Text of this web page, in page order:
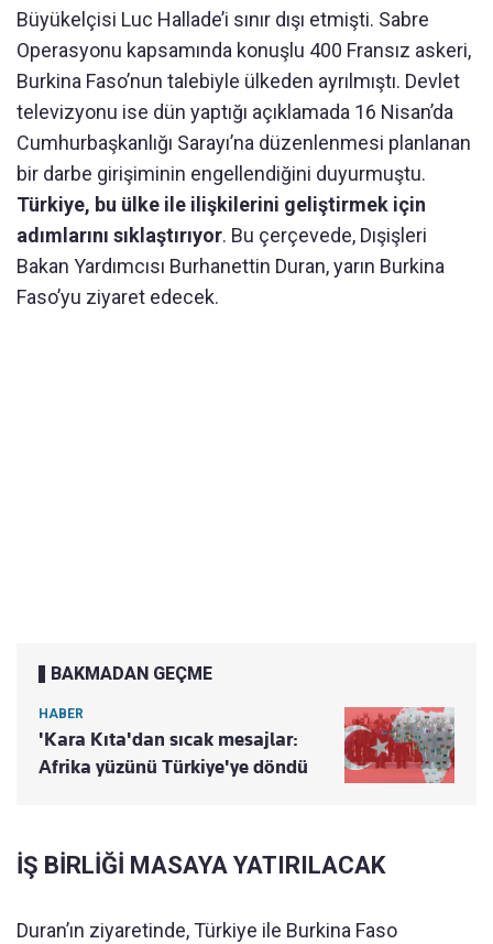
Büyükelçisi Luc Hallade’i sınır dışı etmişti. Sabre
Operasyonu kapsamında konuşlu 400 Fransız askeri,
Burkina Faso’nun talebiyle ülkeden ayrılmıştı. Devlet
televizyonu ise dün yaptığı açıklamada 16 Nisan’da
Cumhurbaşkanlığı Sarayı’na düzenlenmesi planlanan
bir darbe girişiminin engellendiğini duyurmuştu.
Türkiye, bu ülke ile ilişkilerini geliştirmek için
adımlarını sıklaştırıyor. Bu çerçevede, Dışişleri
Bakan Yardımcısı Burhanettin Duran, yarın Burkina
Faso’yu ziyaret edecek.
BAKMADAN GEÇME
HABER
'Kara Kıta'dan sıcak mesajlar:
Afrika yüzünü Türkiye'ye döndü
İŞ BİRLİĞİ MASAYA YATIRILACAK
Duran’ın ziyaretinde, Türkiye ile Burkina Faso